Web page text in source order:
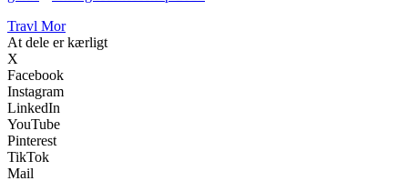
Travl Mor
At dele er kærligt
X
Facebook
Instagram
LinkedIn
YouTube
Pinterest
TikTok
Mail